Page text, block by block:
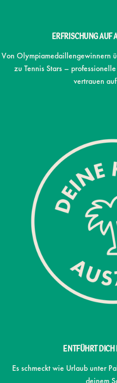
Erfrischung auf
Von Olympiamedaillengewinnern
zu Tennis Stars –
vertrauen
ENTFÜHRT
Es schmeckt wie Urlaub unter